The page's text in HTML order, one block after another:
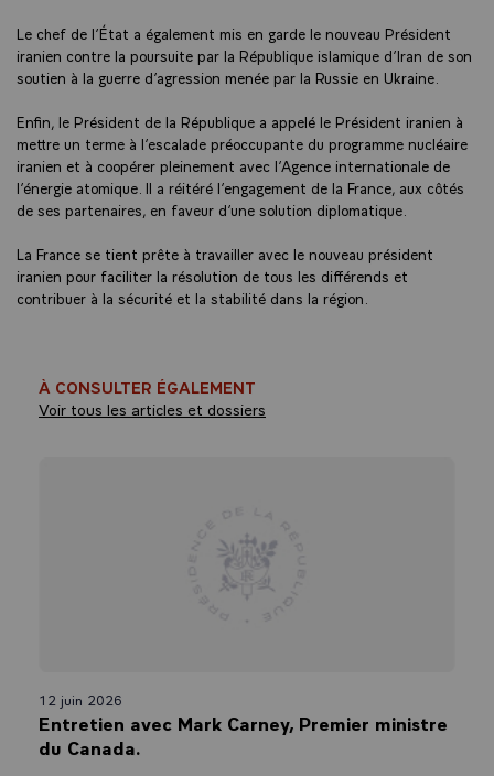
Le chef de l’État a également mis en garde le nouveau Président
iranien contre la poursuite par la République islamique d’Iran de son
soutien à la guerre d’agression menée par la Russie en Ukraine.
Enfin, le Président de la République a appelé le Président iranien à
mettre un terme à l’escalade préoccupante du programme nucléaire
iranien et à coopérer pleinement avec l’Agence internationale de
l’énergie atomique. Il a réitéré l’engagement de la France, aux côtés
de ses partenaires, en faveur d’une solution diplomatique.
La France se tient prête à travailler avec le nouveau président
iranien pour faciliter la résolution de tous les différends et
contribuer à la sécurité et la stabilité dans la région.
À CONSULTER ÉGALEMENT
Voir tous les articles et dossiers
12 juin 2026
Entretien avec Mark Carney, Premier ministre
du Canada.